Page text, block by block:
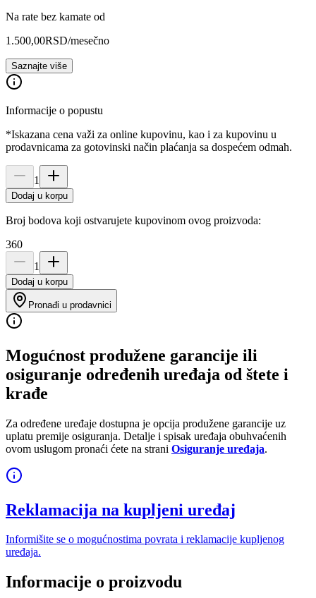
Na rate bez kamate od
1.500,00RSD/mesečno
Saznajte više
Informacije o popustu
*Iskazana cena važi za online kupovinu, kao i za kupovinu u
prodavnicama za gotovinski način plaćanja sa dospećem odmah.
1
Dodaj u korpu
Broj bodova koji ostvarujete kupovinom ovog proizvoda:
360
1
Dodaj u korpu
Pronađi u prodavnici
Mogućnost produžene garancije ili
osiguranje određenih uređaja od štete i
krađe
Za određene uređaje dostupna je opcija produžene garancije uz
uplatu premije osiguranja. Detalje i spisak uređaja obuhvaćenih
ovom uslugom pronaći ćete na strani Osiguranje uređaja.
Reklamacija na kupljeni uređaj
Informišite se o mogućnostima povrata i reklamacije kupljenog
uređaja.
Informacije o proizvodu